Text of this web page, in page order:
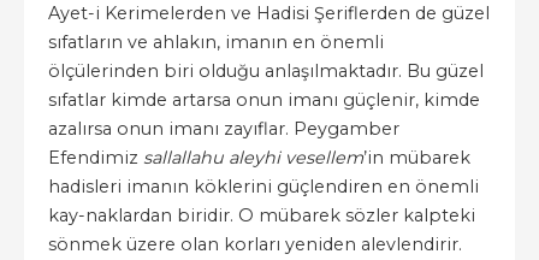
Ayet-i Kerimelerden ve Hadisi Şeriflerden de güzel
sıfatların ve ahlakın, imanın en önemli
ölçülerinden biri olduğu anlaşılmaktadır. Bu güzel
sıfatlar kimde artarsa onun imanı güçlenir, kimde
azalırsa onun imanı zayıflar. Peygamber
Efendimiz sallallahu aleyhi vesellem’in mübarek
hadisleri imanın köklerini güçlendiren en önemli
kay-naklardan biridir. O mübarek sözler kalpteki
sönmek üzere olan korları yeniden alevlendirir.